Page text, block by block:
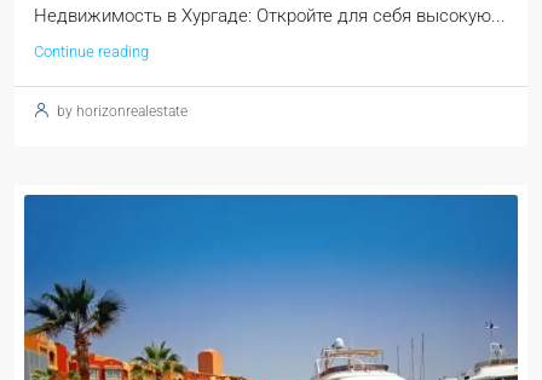
Недвижимость в Хургаде: Откройте для себя высокую...
Continue reading
by horizonrealestate